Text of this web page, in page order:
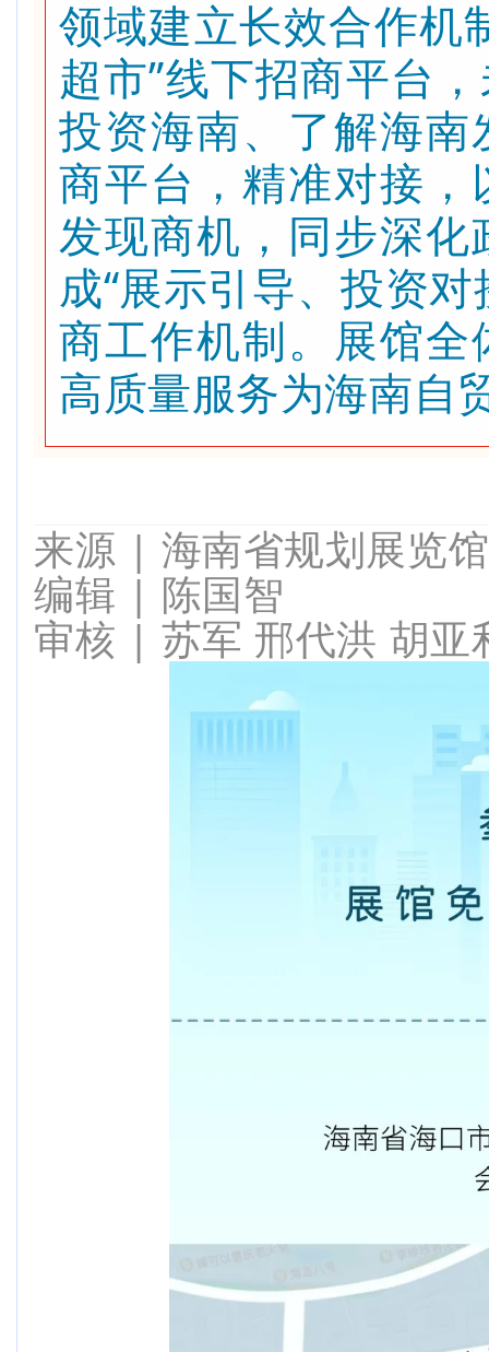
领域建立长效合作机
超市”线下招商平台
投资海南、了解海
商平台，精准对接
发现商机，同步深
成“展示引导、投资
商工作机制。展馆
高质量服务为海南自
来源 | 海南省规划展览馆
编辑 | 陈国智
审核 | 苏军 邢代洪 胡亚